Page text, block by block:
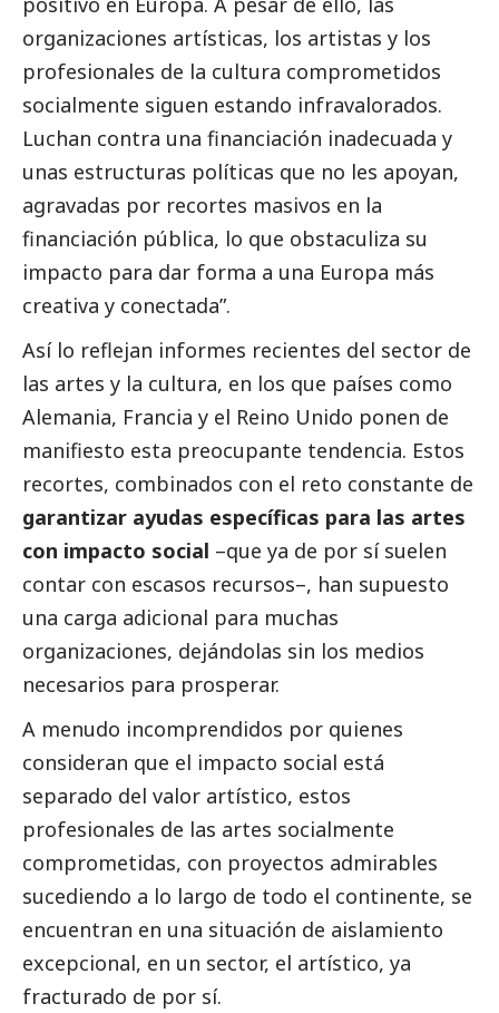
organizaciones artísticas, los artistas y los
profesionales de la cultura comprometidos
socialmente siguen estando infravalorados.
Luchan contra una financiación inadecuada y
unas estructuras políticas que no les apoyan,
agravadas por recortes masivos en la
financiación pública, lo que obstaculiza su
impacto para dar forma a una Europa más
creativa y conectada”.
Así lo reflejan informes recientes del sector de
las artes y la cultura, en los que países como
Alemania, Francia y el Reino Unido ponen de
manifiesto esta preocupante tendencia. Estos
recortes, combinados con el reto constante de
garantizar ayudas específicas para las artes
con impacto social –que ya de por sí suelen
contar con escasos recursos–, han supuesto
una carga adicional para muchas
organizaciones, dejándolas sin los medios
necesarios para prosperar.
A menudo incomprendidos por quienes
consideran que el impacto social está
separado del valor artístico, estos
profesionales de las artes socialmente
comprometidas, con proyectos admirables
sucediendo a lo largo de todo el continente, se
encuentran en una situación de aislamiento
excepcional, en un sector, el artístico, ya
fracturado de por sí.